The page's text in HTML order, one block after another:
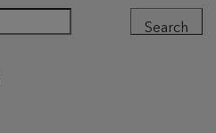
Search